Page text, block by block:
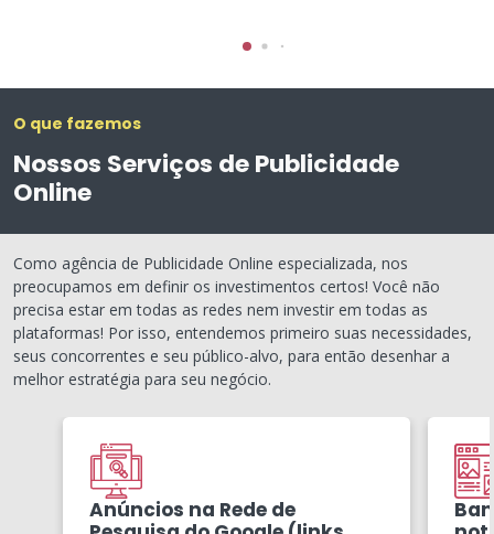
O que fazemos
Nossos Serviços de Publicidade
Online
Como agência de Publicidade Online especializada, nos
preocupamos em definir os investimentos certos! Você não
precisa estar em todas as redes nem investir em todas as
plataformas! Por isso, entendemos primeiro suas necessidades,
seus concorrentes e seu público-alvo, para então desenhar a
melhor estratégia para seu negócio.
Anúncios na Rede de